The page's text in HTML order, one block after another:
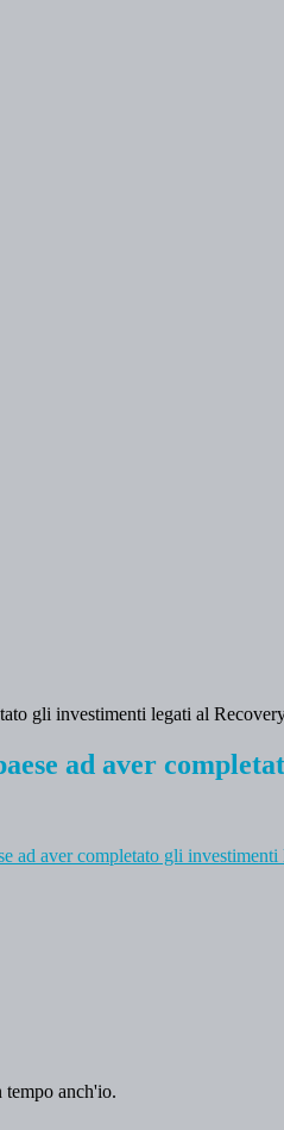
ad aver
ad aver completato gli